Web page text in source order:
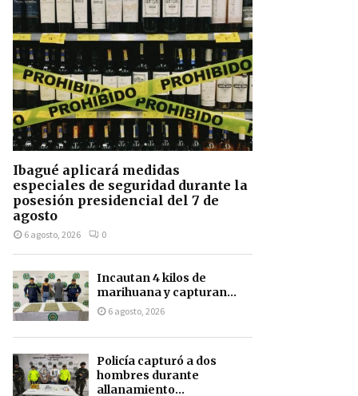
Ibagué aplicará medidas
especiales de seguridad durante la
posesión presidencial del 7 de
agosto
6 agosto, 2026 0
Incautan 4 kilos de
marihuana y capturan...
6 agosto, 2026
Policía capturó a dos
hombres durante
allanamiento...